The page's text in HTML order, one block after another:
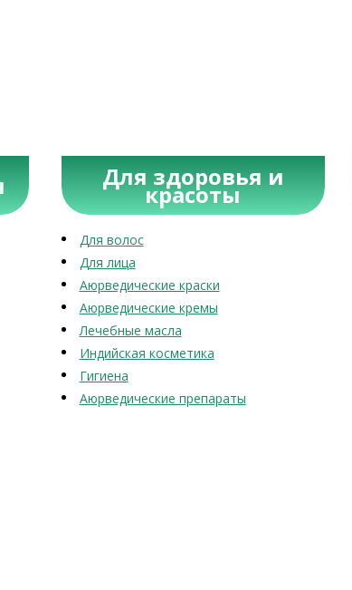
Для здоровья и
красоты
Для волос
Для лица
Аюрведические краски
Аюрведические кремы
Лечебные масла
Индийская косметика
Гигиена
Аюрведические препараты